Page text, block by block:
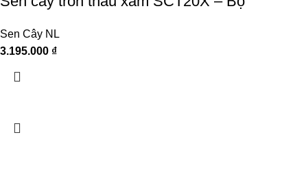
Sen Cây NL
3.195.000 ₫